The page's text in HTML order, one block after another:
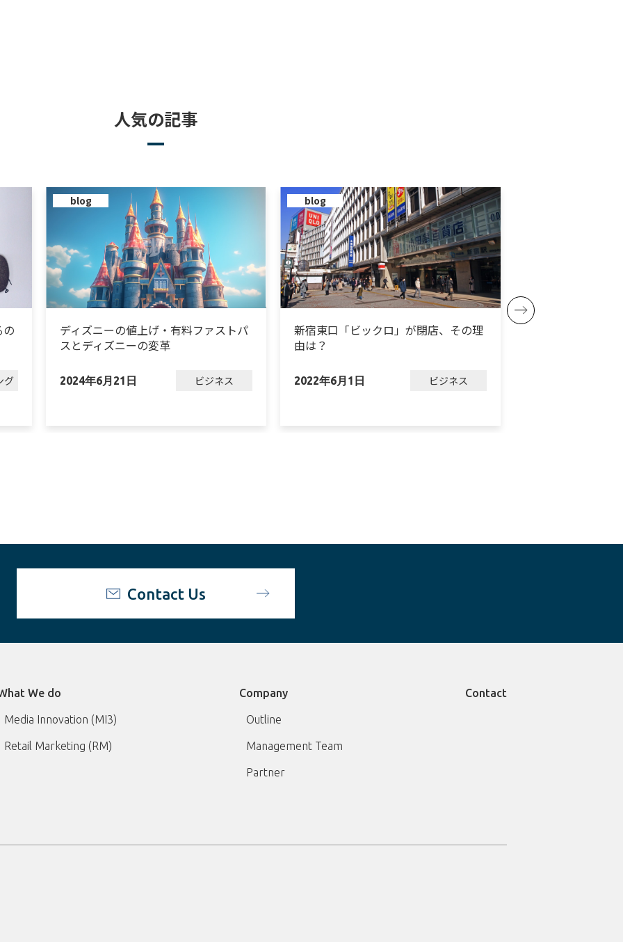
人気の記事
グ
blog
ディズニーの値上げ・有料ファストパ
スとディズニーの変革
2024年6月21日 ビジネス
blog
新宿東口「ビックロ」が閉店、その理
由は？
2022年6月1日 ビジネス
Contact Us
We do
Media Innovation (MI3)
Retail Marketing (RM)
Company
Outline
Management Team
Partner
Contact